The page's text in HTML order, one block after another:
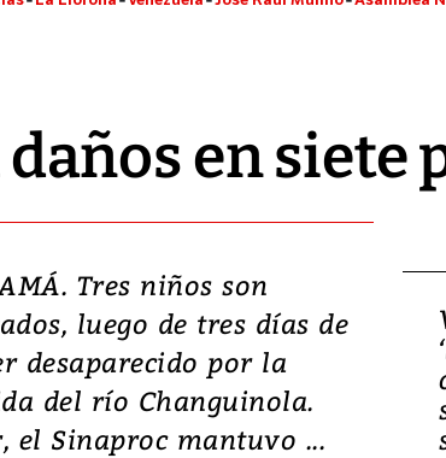
en siete
Tres niños son
luego de tres días de
desaparecido por la
del río Changuinola.
el Sinaproc mantuvo ...
Video, Japón: Terremoto
deja heridos y graves
daños en Kumamoto